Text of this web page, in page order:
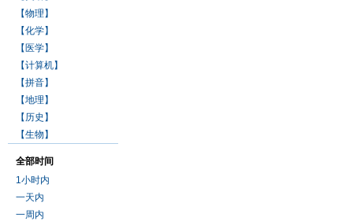
【物理】
【化学】
【医学】
【计算机】
【拼音】
【地理】
【历史】
【生物】
全部时间
1小时内
一天内
一周内